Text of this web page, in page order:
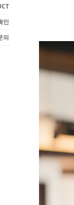
인
의